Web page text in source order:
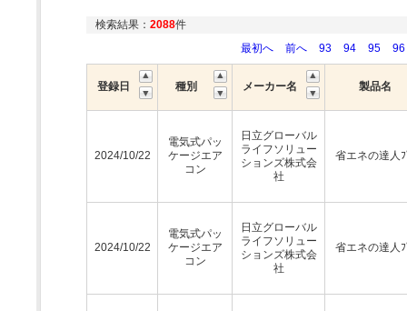
検索結果： 2088件
最初へ
前へ 93 94 95 96
登録日 種別 メーカー名 製品名
2024/10/22
電気式パッ
ケージエア
コン
日立グローバル
ライフソリュー
ションズ株式会
社
省エネの達人ﾌ
2024/10/22
電気式パッ
ケージエア
コン
日立グローバル
ライフソリュー
ションズ株式会
社
省エネの達人ﾌ